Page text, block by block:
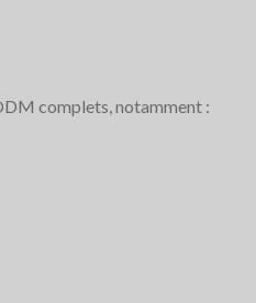
complets, notamment :